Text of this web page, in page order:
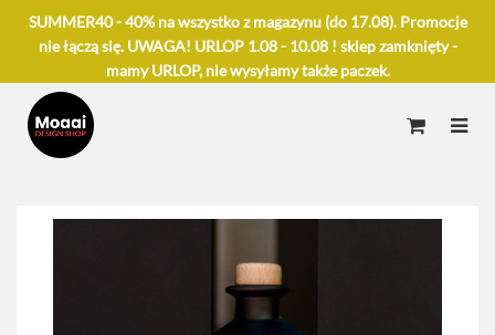
SUMMER40 - 40% na wszystko z magazynu (do 17.08). Promocje
nie łączą się. UWAGA! URLOP 1.08 - 10.08 ! sklep zamknięty -
mamy URLOP, nie wysyłamy także paczek.